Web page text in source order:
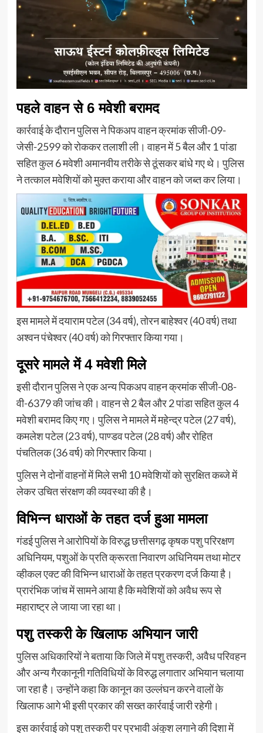
पहले वाहन से 6 मवेशी बरामद
कार्रवाई के दौरान पुलिस ने पिकअप वाहन क्रमांक सीजी-09-
जेसी-2599 को रोककर तलाशी ली। वाहन में 5 बैल और 1 पांडा
सहित कुल 6 मवेशी अमानवीय तरीके से ठूंसकर बांधे गए थे। पुलिस
ने तत्काल मवेशियों को मुक्त कराया और वाहन को जब्त कर लिया।
इस मामले में दयाराम पटेल (34 वर्ष), तोरन बाहेश्वर (40 वर्ष) तथा
अश्वन पंचेश्वर (40 वर्ष) को गिरफ्तार किया गया।
दूसरे मामले में 4 मवेशी मिले
इसी दौरान पुलिस ने एक अन्य पिकअप वाहन क्रमांक सीजी-08-
वी-6379 की जांच की। वाहन से 2 बैल और 2 पांडा सहित कुल 4
मवेशी बरामद किए गए। पुलिस ने मामले में महेन्द्र पटेल (27 वर्ष),
कमलेश पटेल (23 वर्ष), पाण्डव पटेल (28 वर्ष) और रोहित
पंचतिलक (36 वर्ष) को गिरफ्तार किया।
पुलिस ने दोनों वाहनों में मिले सभी 10 मवेशियों को सुरक्षित कब्जे में
लेकर उचित संरक्षण की व्यवस्था की है।
विभिन्न धाराओं के तहत दर्ज हुआ मामला
गंडई पुलिस ने आरोपियों के विरुद्ध छत्तीसगढ़ कृषक पशु परिरक्षण
अधिनियम, पशुओं के प्रति क्रूरता निवारण अधिनियम तथा मोटर
व्हीकल एक्ट की विभिन्न धाराओं के तहत प्रकरण दर्ज किया है।
प्रारंभिक जांच में सामने आया है कि मवेशियों को अवैध रूप से
महाराष्ट्र ले जाया जा रहा था।
पशु तस्करी के खिलाफ अभियान जारी
पुलिस अधिकारियों ने बताया कि जिले में पशु तस्करी, अवैध परिवहन
और अन्य गैरकानूनी गतिविधियों के विरुद्ध लगातार अभियान चलाया
जा रहा है। उन्होंने कहा कि कानून का उल्लंघन करने वालों के
खिलाफ आगे भी इसी प्रकार की सख्त कार्रवाई जारी रहेगी।
इस कार्रवाई को पशु तस्करी पर प्रभावी अंकुश लगाने की दिशा में